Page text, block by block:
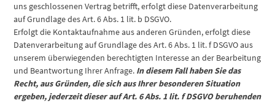
uns geschlossenen Vertrag betrifft, erfolgt diese Datenverarbeitung
auf Grundlage des Art. 6 Abs. 1 lit. b DSGVO.
Erfolgt die Kontaktaufnahme aus anderen Gründen, erfolgt diese
Datenverarbeitung auf Grundlage des Art. 6 Abs. 1 lit. f DSGVO aus
unserem überwiegenden berechtigten Interesse an der Bearbeitung
und Beantwortung Ihrer Anfrage. In diesem Fall haben Sie das
Recht, aus Gründen, die sich aus Ihrer besonderen Situation
ergeben, jederzeit dieser auf Art. 6 Abs. 1 lit. f DSGVO beruhenden